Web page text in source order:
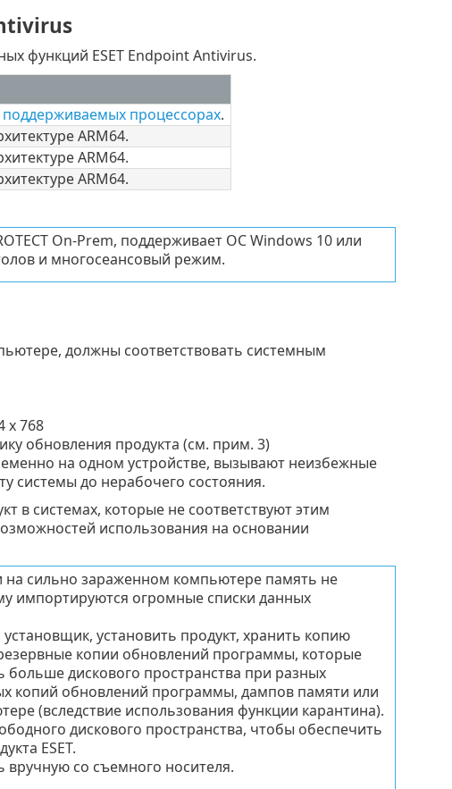
функций ESET Endpoint Antivirus.
поддерживаемых процессорах.
ARM64.
ARM64.
ARM64.
On-Prem, поддерживает ОС Windows 10 или
и многосеансовый режим.
должны соответствовать системным
x 768
обновления продукта (см. прим. 3)
на одном устройстве, вызывают неизбежные
системы до нерабочего состояния.
в системах, которые не соответствуют этим
использования на основании
сильно зараженном компьютере память не
импортируются огромные списки данных
установить продукт, хранить копию
копии обновлений программы, которые
больше дискового пространства при разных
копий обновлений программы, дампов памяти или
(вследствие использования функции карантина).
дискового пространства, чтобы обеспечить
ESET.
со съемного носителя.